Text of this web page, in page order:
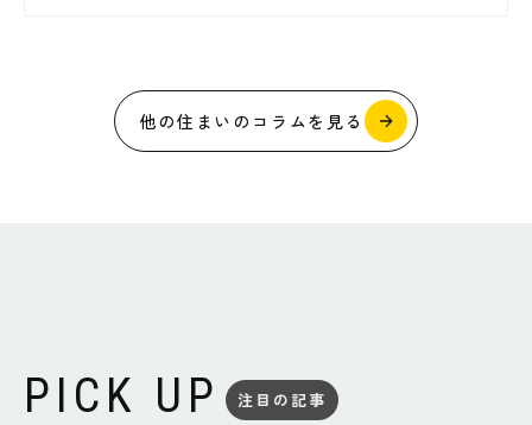
他の住まいのコラムを見る
PICK UP 注目の記事